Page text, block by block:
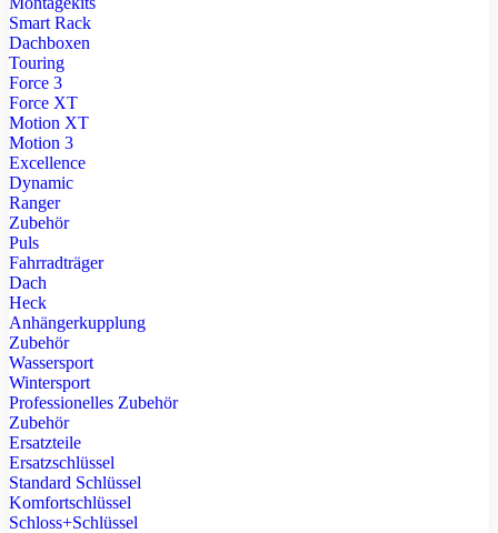
Smart Rack
Dachboxen
Touring
Force 3
Force XT
Motion XT
Motion 3
Excellence
Dynamic
Ranger
Zubehör
Puls
Fahrradträger
Dach
Heck
Anhängerkupplung
Zubehör
Wassersport
Wintersport
Professionelles Zubehör
Zubehör
Ersatzteile
Ersatzschlüssel
Standard Schlüssel
Komfortschlüssel
Schloss+Schlüssel